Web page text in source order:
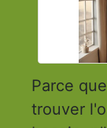
Parce
trouver